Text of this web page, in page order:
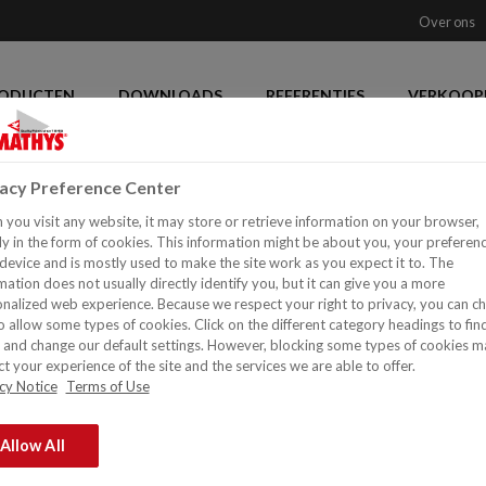
Over ons
DOWNLOADS REFERENTIES
en decoreren,
Preference Center
you visit any website, it may store or retrieve information on your browser,
in the form of cookies. This information might be about you, your
and is mostly used to make the site work as you expect it to. The
does not usually directly identify you, but it can give you a more
web experience. Because we respect your right to privacy, you can
allow some types of cookies. Click on the different category headings to
change our default settings. However, blocking some types of cookies
your experience of the site and the services we are able to offer.
Notice Terms of Use
Allow All